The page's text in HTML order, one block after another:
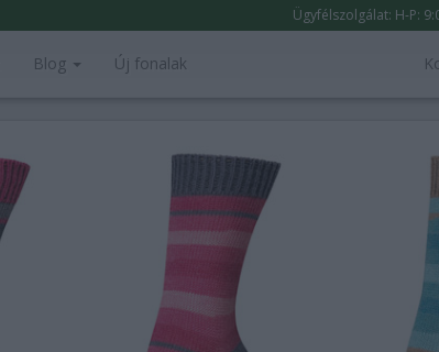
Ügyfélszolgálat: H-P:
Blog Új fonalak